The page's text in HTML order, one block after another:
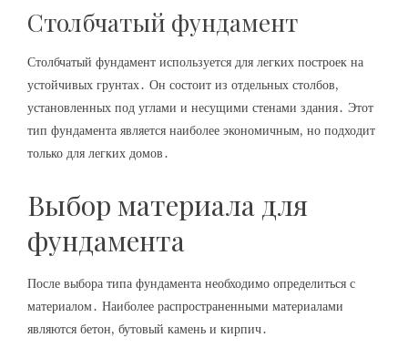
Столбчатый фундамент
Столбчатый фундамент используется для легких построек на
устойчивых грунтах․ Он состоит из отдельных столбов,
установленных под углами и несущими стенами здания․ Этот
тип фундамента является наиболее экономичным, но подходит
только для легких домов․
Выбор материала для
фундамента
После выбора типа фундамента необходимо определиться с
материалом․ Наиболее распространенными материалами
являются бетон, бутовый камень и кирпич․